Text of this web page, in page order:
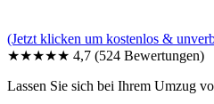
(Jetzt klicken um kostenlos &
★★★★★ 4,7 (524 Bewertungen)
Lassen Sie sich bei Ihrem Umzug